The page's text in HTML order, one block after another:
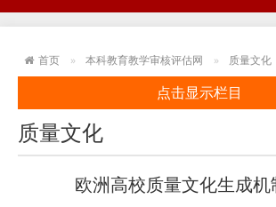
首页 本科教育教学审核评估网 质量文化
点击显示栏目
质量文化
欧洲高校质量文化生成机